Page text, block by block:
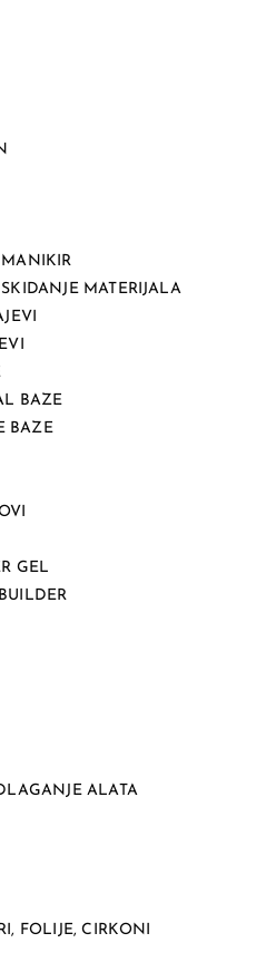
MATERIJALA
BAZE
BAZE
GEL
ALATA
FOLIJE, CIRKONI